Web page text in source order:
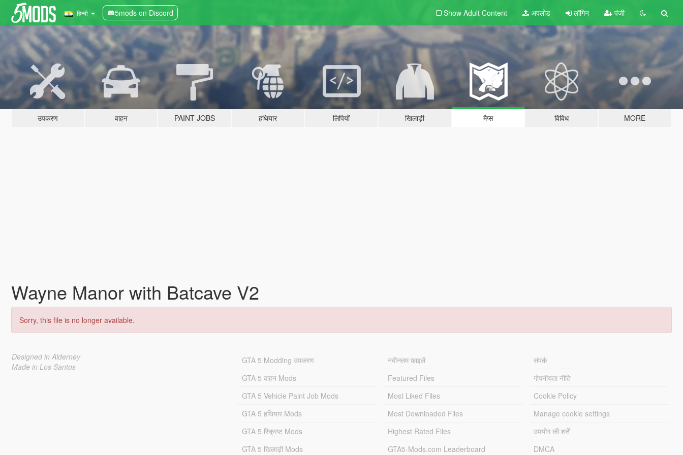
हिन्दी 5mods on Discord Show Adult Content अपलोड लॉगिन पंजी
उपकरण वाहन PAINT JOBS हथियार लिपियों खिलाड़ी मैप्स विविध MORE
Wayne Manor with Batcave V2
Sorry, this file is no longer available.
Designed in Alderney
Made in Los Santos
GTA 5 Modding उपकरण
GTA 5 वाहन Mods
GTA 5 Vehicle Paint Job Mods
GTA 5 हथियार Mods
GTA 5 स्क्रिप्ट Mods
GTA 5 खिलाड़ी Mods
नवीनतम फ़ाइलें
Featured Files
Most Liked Files
Most Downloaded Files
Highest Rated Files
GTA5-Mods.com Leaderboard
संपर्क
गोपनीयता नीति
Cookie Policy
Manage cookie settings
उपयोग की शर्तें
DMCA